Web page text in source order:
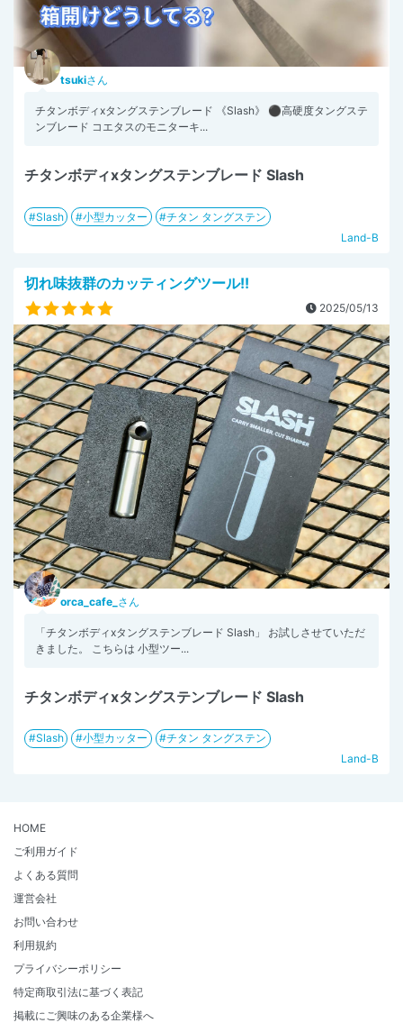
tsukiさん
チタンボディxタングステンブレード 《Slash》 ⚫︎高硬度タングステ
ンブレード コエタスのモニターキ...
チタンボディxタングステンブレード Slash
Slash 小型カッター
チタン タングステン
Land-B
切れ味抜群のカッティングツール!!
2025/05/13
orca_cafe_ さん
「チタンボディxタングステンブレード Slash」 お試しさせていただ
きました。 こちらは 小型ツー...
チタンボディxタングステンブレード Slash
Slash 小型カッター
チタン タングステン
Land-B
HOME
ご利用ガイド
よくある質問
運営会社
お問い合わせ
利用規約
プライバシーポリシー
特定商取引法に基づく表記
掲載にご興味のある企業様へ